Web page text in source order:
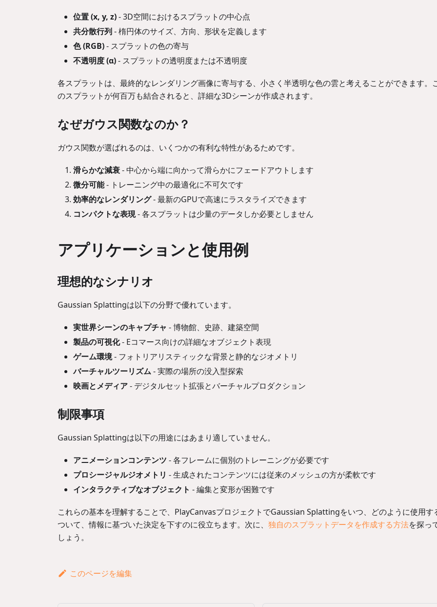
位置 (x, y, z)- 3D空間におけるスプラットの中心点
共分散行列- 楕円体のサイズ、方向、形状を定義します
色 (RGB)- スプラットの色の寄与
不透明度 (α)- スプラットの透明度または不透明度
各スプラットは、最終的なレンダリング画像に寄与する、小さく半透明な色の雲と考えることができます。
のスプラットが何百万も結合されると、詳細な3Dシーンが作成されます。
なぜガウス関数なのか？
ガウス関数が選ばれるのは、いくつかの有利な特性があるためです。
滑らかな減衰- 中心から端に向かって滑らかにフェードアウトします
微分可能- トレーニング中の最適化に不可欠です
効率的なレンダリング- 最新のGPUで高速にラスタライズできます
コンパクトな表現- 各スプラットは少量のデータしか必要としません
アプリケーションと使用例
理想的なシナリオ
Gaussian Splattingは以下の分野で優れています。
実世界シーンのキャプチャ - 博物館、史跡、建築空間
製品の可視化- Eコマース向けの詳細なオブジェクト表現
ゲーム環境- フォトリアリスティックな背景と静的なジオメトリ
バーチャルツーリズム- 実際の場所の没入型探索
映画とメディア- デジタルセット拡張とバーチャルプロダクション
制限事項
Gaussian Splattingは以下の用途にはあまり適していません。
アニメーションコンテンツ - 各フレームに個別のトレーニングが必要です
プロシージャルジオメトリ - 生成されたコンテンツには従来のメッシュの方が柔軟です
インタラクティブなオブジェクト - 編集と変形が困難です
これらの基本を理解することで、PlayCanvasプロジェクトでGaussian Splattingをいつ、どのように使用す
ついて、情報に基づいた決定を下すのに役立ちます。次に、 独自のスプラットデータを作成する方法を探っ
しょう。
このページを編集